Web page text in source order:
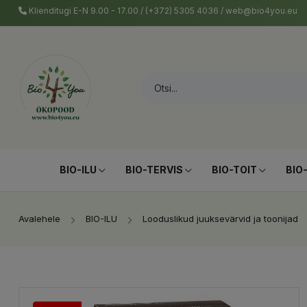
Klienditugi E-N 9.00 - 17.00 / (+372) 5305 4036 / web@bio4you.eu
BIO-ILU BIO-TERVIS BIO-TOIT
Avalehele BIO-ILU Looduslikud juuksevärvid ja toonijad